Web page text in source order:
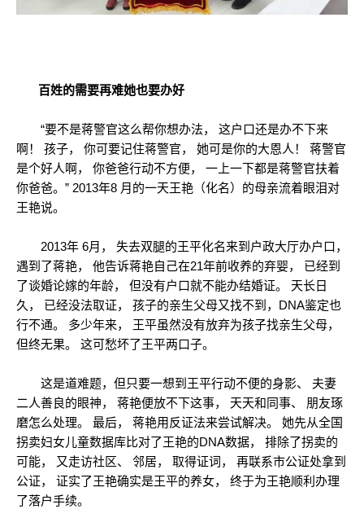
百姓的需要再难她也要办好
“要不是蒋警官这么帮你想办法， 这户口还是办不下来
啊！ 孩子， 你可要记住蒋警官， 她可是你的大恩人！ 蒋警官
是个好人啊， 你爸爸行动不方便， 一上一下都是蒋警官扶着
你爸爸。” 2013年8 月的一天王艳（化名）的母亲流着眼泪对
王艳说。
2013年 6月， 失去双腿的王平化名来到户政大厅办户口，
遇到了蒋艳， 他告诉蒋艳自己在21年前收养的弃婴， 已经到
了谈婚论嫁的年龄， 但没有户口就不能办结婚证。 天长日
久， 已经没法取证， 孩子的亲生父母又找不到，DNA鉴定也
行不通。 多少年来， 王平虽然没有放弃为孩子找亲生父母，
但终无果。 这可愁坏了王平两口子。
这是道难题，但只要一想到王平行动不便的身影、 夫妻
二人善良的眼神， 蒋艳便放不下这事， 天天和同事、 朋友琢
磨怎么处理。 最后， 蒋艳用反证法来尝试解决。 她先从全国
拐卖妇女儿童数据库比对了王艳的DNA数据， 排除了拐卖的
可能， 又走访社区、 邻居， 取得证词， 再联系市公证处拿到
公证， 证实了王艳确实是王平的养女， 终于为王艳顺利办理
了落户手续。